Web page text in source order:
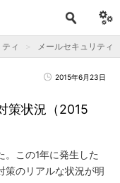
ィ メールセキュリティ
2015年6月23日
策状況（2015
この1年に発生した
策のリアルな状況が明